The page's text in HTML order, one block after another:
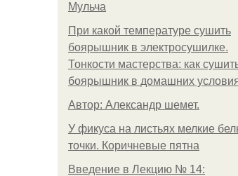
Мульча
При какой температуре сушить
боярышник в электросушилке.
Тонкости мастерства: как
боярышник в домашних
Автор: Александр шемет.
У фикуса на листьях мелкие
точки. Коричневые пятна
Введение в Лекцию № 14: